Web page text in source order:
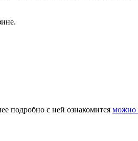
подробно с ней ознакомится можно